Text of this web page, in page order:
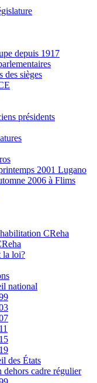
depuis 1917
des sièges
présidents
2001 Lugano
2006 à Flims
CReha
la loi?
national
des États
dehors cadre régulier